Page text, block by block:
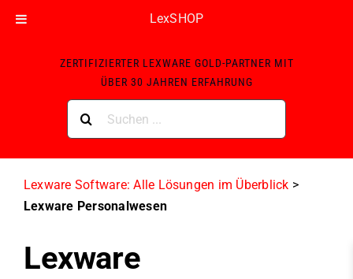
LexSHOP
ZERTIFIZIERTER LEXWARE GOLD-PARTNER MIT
ÜBER 30 JAHREN ERFAHRUNG
nach:
Lexware Software: Alle Lösungen im Überblick >
Lexware Personalwesen
Lexware